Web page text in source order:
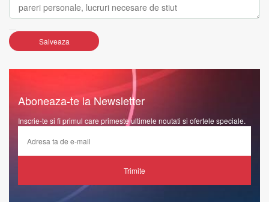
Salveaza
Aboneaza-te la Newsletter
Inscrie-te si fi primul care primeste ultimele noutati si ofertele speciale.
Trimite